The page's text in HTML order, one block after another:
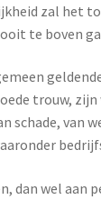
zal het
te boven
trouw,
schade, van
dan wel aan